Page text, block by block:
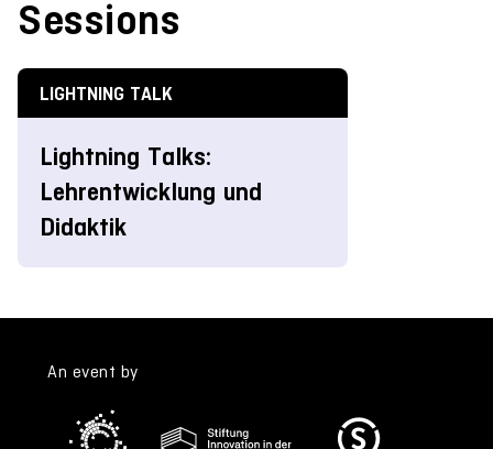
Sessions
LIGHTNING TALK
Lightning Talks:
Lehrentwicklung und
Didaktik
An event by